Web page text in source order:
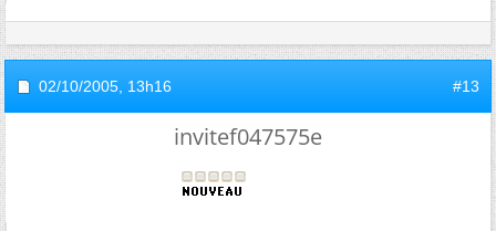
02/10/2005, 13h16 #13
invitef047575e